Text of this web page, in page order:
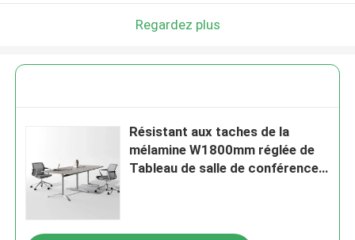
Regardez plus
Résistant aux taches de la
mélamine W1800mm réglée de
Tableau de salle de conférence